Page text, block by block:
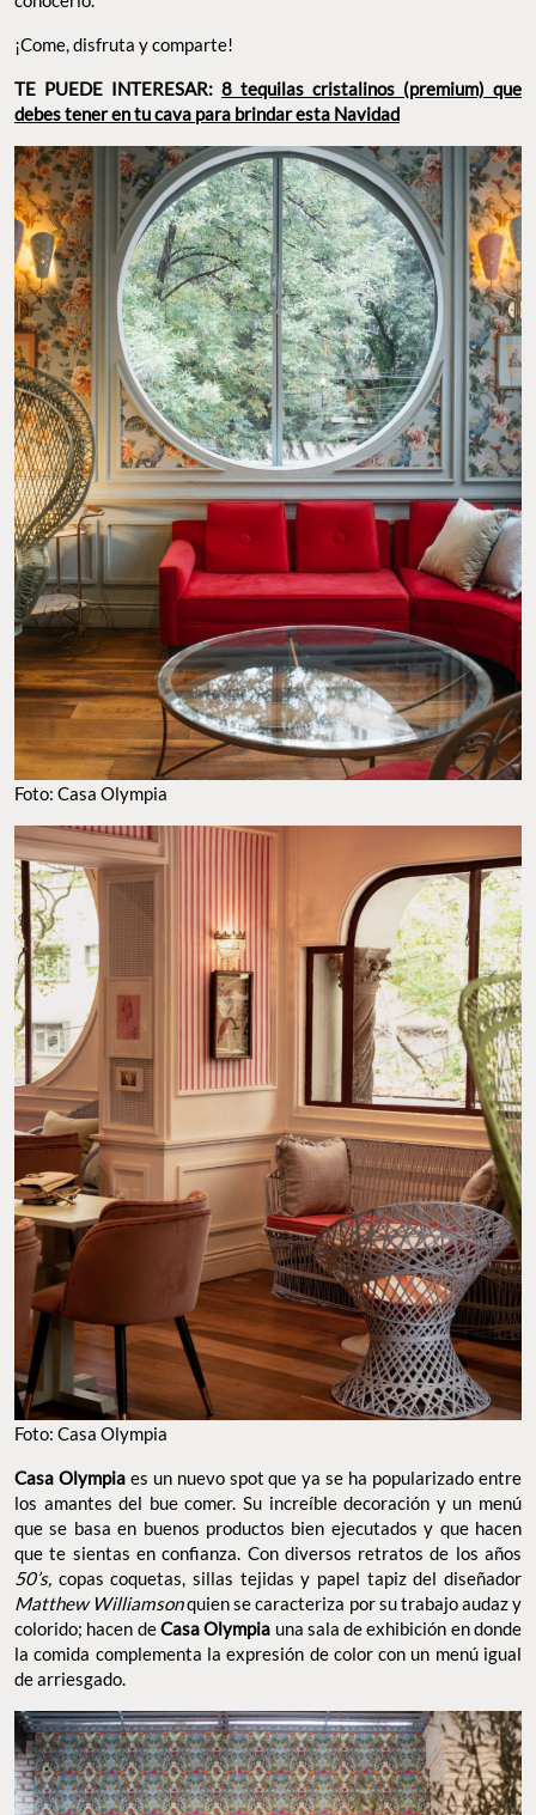
¡Come, disfruta y comparte!
TE PUEDE INTERESAR: 8 tequilas cristalinos (premium) que
debes tener en tu cava para brindar esta Navidad
Foto: Casa Olympia
Foto: Casa Olympia
Casa Olympiaes un nuevo spot que ya se ha popularizado entre
los amantes del bue comer. Su increíble decoración y un menú
que se basa en buenos productos bien ejecutados y que hacen
que te sientas en confianza. Con diversos retratos de los años
50’s, copas coquetas, sillas tejidas y papel tapiz del diseñador
Matthew Williamsonquien se caracteriza por su trabajo audaz y
colorido; hacen deCasa Olympia una sala de exhibición en donde
la comida complementa la expresión de color con un menú igual
de arriesgado.